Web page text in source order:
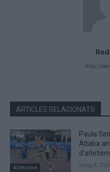
http://
ARTICLES RELACIONATS
Atletisme
Paula
Altaba
maig 8,